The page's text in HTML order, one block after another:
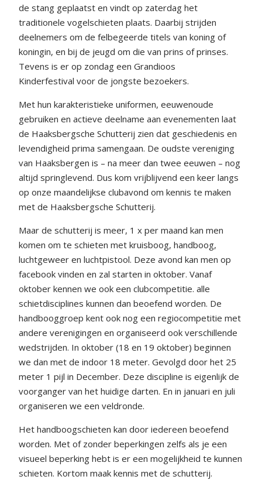
de stang geplaatst en vindt op zaterdag het
traditionele vogelschieten plaats. Daarbij strijden
deelnemers om de felbegeerde titels van koning of
koningin, en bij de jeugd om die van prins of prinses.
Tevens is er op zondag een Grandioos
Kinderfestival voor de jongste bezoekers.
Met hun karakteristieke uniformen, eeuwenoude
gebruiken en actieve deelname aan evenementen laat
de Haaksbergsche Schutterij zien dat geschiedenis en
levendigheid prima samengaan. De oudste vereniging
van Haaksbergen is – na meer dan twee eeuwen – nog
altijd springlevend. Dus kom vrijblijvend een keer langs
op onze maandelijkse clubavond om kennis te maken
met de Haaksbergsche Schutterij.
Maar de schutterij is meer, 1 x per maand kan men
komen om te schieten met kruisboog, handboog,
luchtgeweer en luchtpistool. Deze avond kan men op
facebook vinden en zal starten in oktober. Vanaf
oktober kennen we ook een clubcompetitie. alle
schietdisciplines kunnen dan beoefend worden. De
handbooggroep kent ook nog een regiocompetitie met
andere verenigingen en organiseerd ook verschillende
wedstrijden. In oktober (18 en 19 oktober) beginnen
we dan met de indoor 18 meter. Gevolgd door het 25
meter 1 pijl in December. Deze discipline is eigenlijk de
voorganger van het huidige darten. En in januari en juli
organiseren we een veldronde.
Het handboogschieten kan door iedereen beoefend
worden. Met of zonder beperkingen zelfs als je een
visueel beperking hebt is er een mogelijkheid te kunnen
schieten. Kortom maak kennis met de schutterij.